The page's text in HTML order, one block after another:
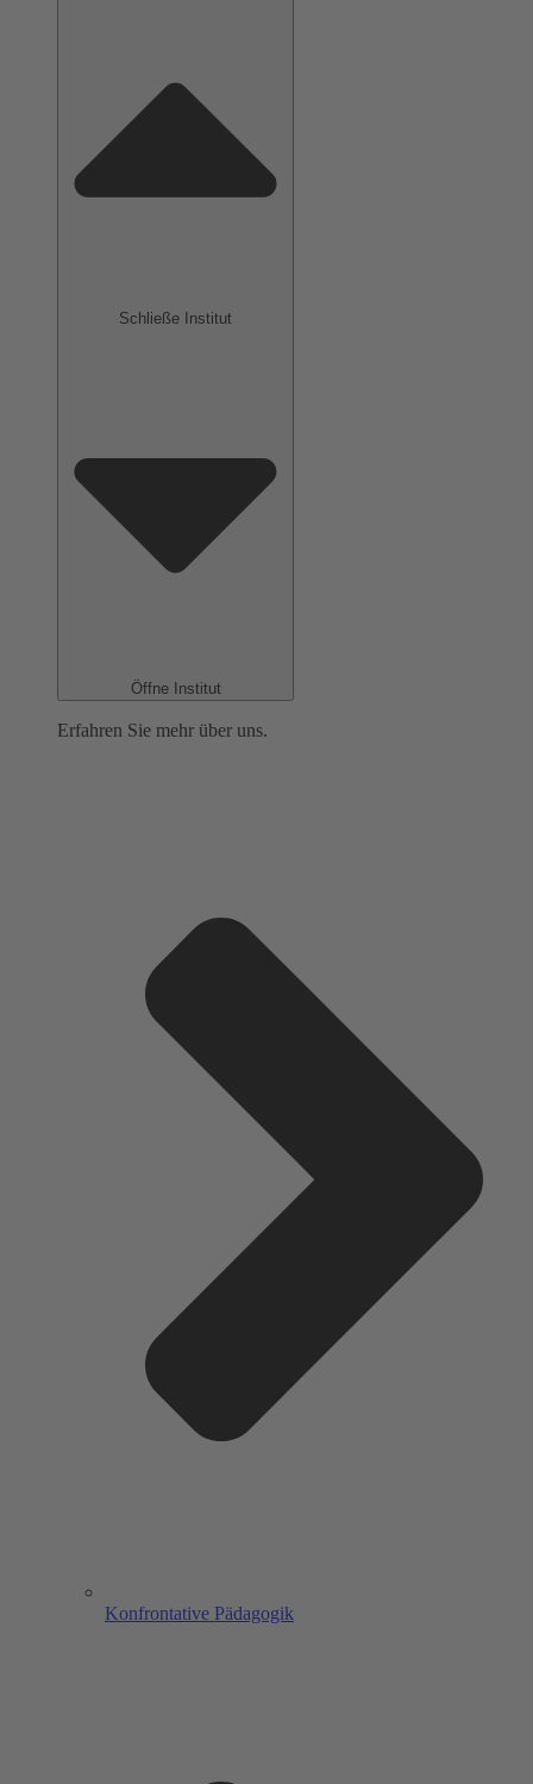
Schließe Institut
Öffne Institut
Erfahren Sie mehr über uns.
Konfrontative Pädagogik